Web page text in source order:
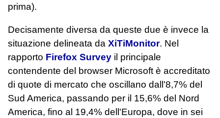
prima).
Decisamente diversa da queste due è invece la
situazione delineata da XiTiMonitor. Nel
rapporto Firefox Survey il principale
contendente del browser Microsoft è accreditato
di quote di mercato che oscillano dall'8,7% del
Sud America, passando per il 15,6% del Nord
America, fino al 19,4% dell'Europa, dove in sei